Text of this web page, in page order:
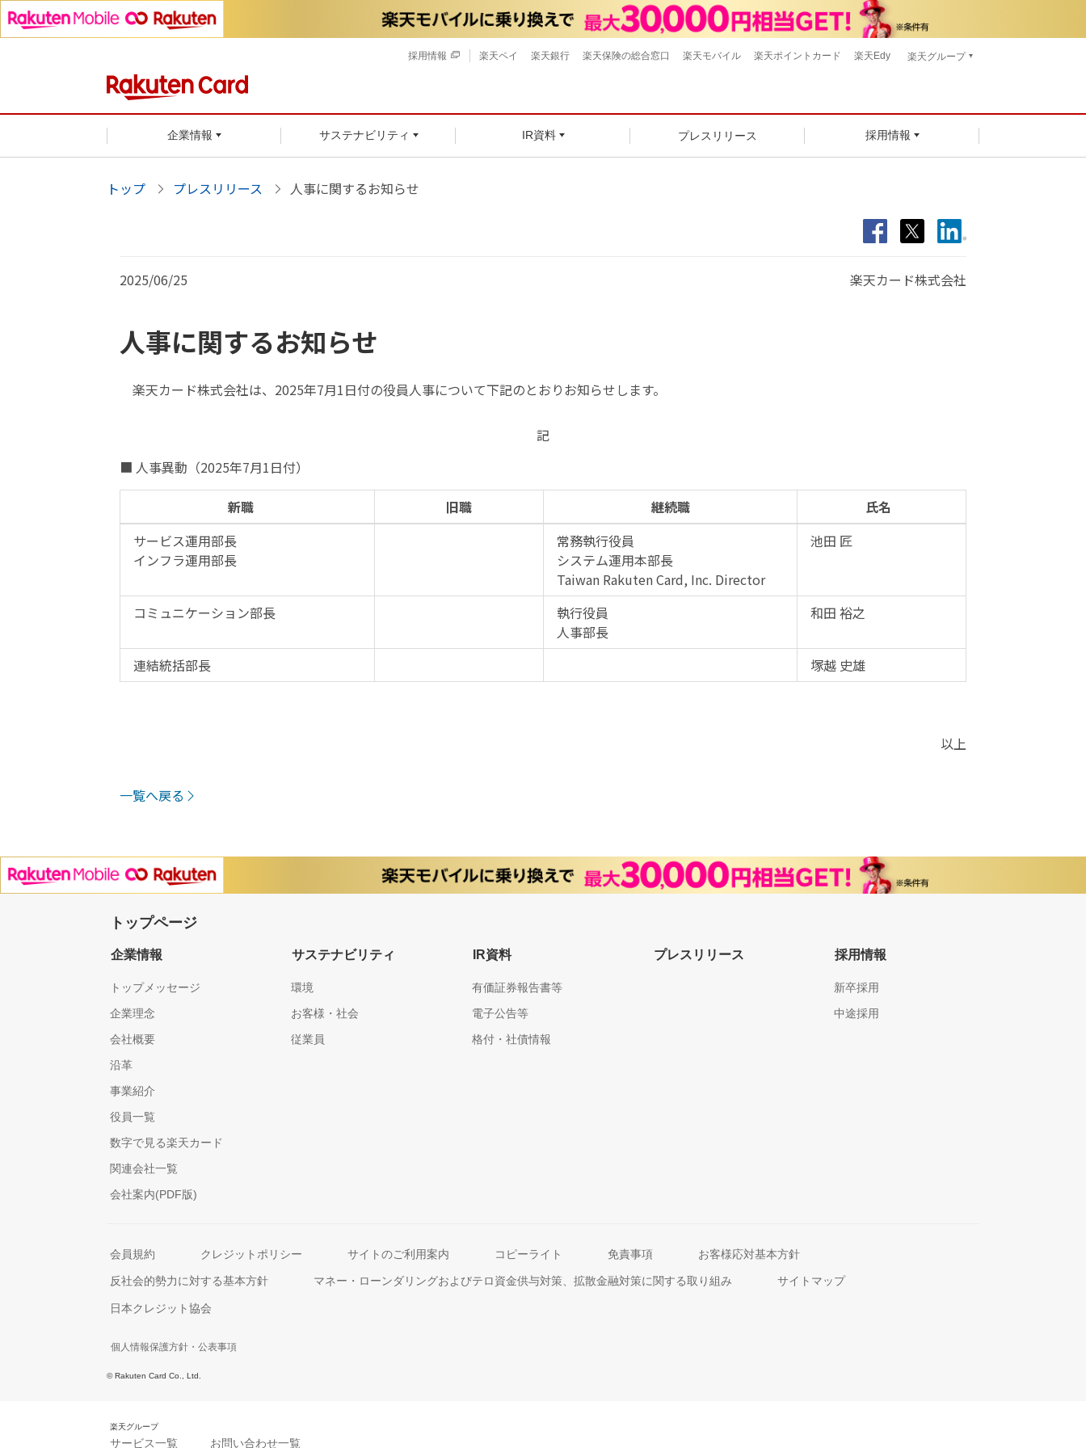
採用情報 楽天ペイ 楽天銀行 楽天保険の総合窓口 楽天モバイル 楽天ポイントカード 楽天Edy 楽天グループ
企業情報 サステナビリティ IR資料 プレスリリース 採用情報
トップ プレスリリース 人事に関するお知らせ
2025/06/25 楽天カード株式会社
人事に関するお知らせ
楽天カード株式会社は、2025年7月1日付の役員人事について下記のとおりお知らせします。
記
■ 人事異動（2025年7月1日付）
新職 旧職 継続職
氏名
サービス運用部長
インフラ運用部長
常務執行役員
システム運用本部長
Taiwan Rakuten Card, Inc. Director
池田 匠
コミュニケーション部長
執行役員
人事部長
和田 裕之
連結統括部長 塚越 史雄
以上
一覧へ戻る
トップページ
企業情報
トップメッセージ
企業理念
会社概要
沿革
事業紹介
役員一覧
数字で見る楽天カード
関連会社一覧
会社案内(PDF版)
サステナビリティ
環境
お客様・社会
従業員
IR資料
有価証券報告書等
電子公告等
格付・社債情報
プレスリリース 採用情報
新卒採用
中途採用
会員規約 クレジットポリシー サイトのご利用案内 コピーライト 免責事項 お客様応対基本方針
反社会的勢力に対する基本方針 マネー・ローンダリングおよびテロ資金供与対策、拡散金融対策に関する取り組み サイトマップ
日本クレジット協会
個人情報保護方針・公表事項
© Rakuten Card Co., Ltd.
楽天グループ
サービス一覧 お問い合わせ一覧